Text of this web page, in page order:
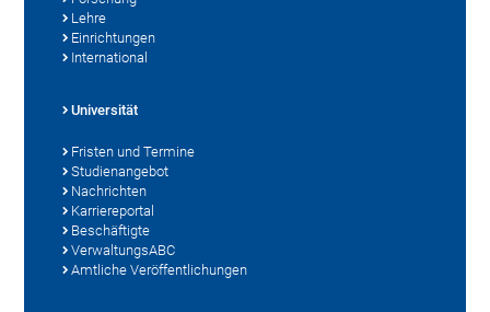
Lehre
Einrichtungen
International
Universität
Fristen und Termine
Studienangebot
Nachrichten
Karriereportal
Beschäftigte
VerwaltungsABC
Amtliche Veröffentlichungen